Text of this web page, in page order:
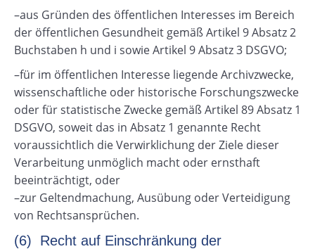
–aus Gründen des öffentlichen Interesses im Bereich
der öffentlichen Gesundheit gemäß Artikel 9 Absatz 2
Buchstaben h und i sowie Artikel 9 Absatz 3 DSGVO;
–für im öffentlichen Interesse liegende Archivzwecke,
wissenschaftliche oder historische Forschungszwecke
oder für statistische Zwecke gemäß Artikel 89 Absatz 1
DSGVO, soweit das in Absatz 1 genannte Recht
voraussichtlich die Verwirklichung der Ziele dieser
Verarbeitung unmöglich macht oder ernsthaft
beeinträchtigt, oder
–zur Geltendmachung, Ausübung oder Verteidigung
von Rechtsansprüchen.
(6) Recht auf Einschränkung der